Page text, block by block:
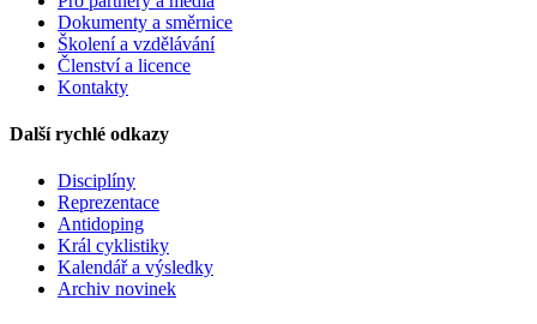
Dokumenty a směrnice
Školení a vzdělávání
Členství a licence
Kontakty
Další rychlé odkazy
Disciplíny
Reprezentace
Antidoping
Král cyklistiky
Kalendář a výsledky
Archiv novinek